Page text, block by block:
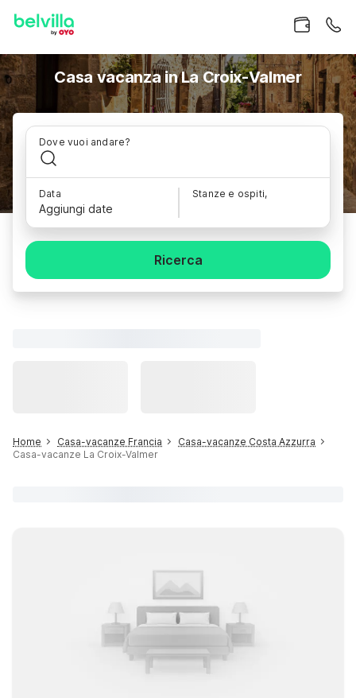
Casa vacanza in La Croix-Valmer
Dove vuoi andare?
Data
Aggiungi date
Stanze e ospiti,
Ricerca
Home Casa-vacanze Francia
Casa-vacanze Costa Azzurra
Casa-vacanze La Croix-Valmer